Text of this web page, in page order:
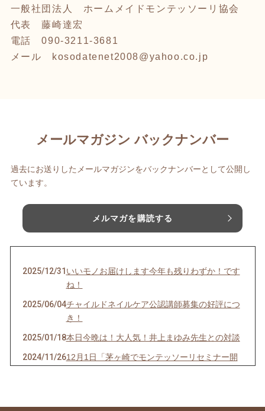
一般社団法人 ホームメイドモンテッソーリ協会
代表 藤崎達宏
電話 090-3211-3681
メール kosodatenet2008@yahoo.co.jp
メールマガジン バックナンバー
過去にお送りしたメールマガジンをバックナンバーとして公開し
ています。
メルマガを購読する
2025/12/31 いいモノお届けします今年も残りわずか！です
ね！
2025/06/04チャイルドネイルケア公認講師募集の好評につ
き！
2025/01/18本日今晩は！大人気！井上まゆみ先生との対談
2024/11/2612月1日「茅ヶ崎でモンテッソーリセミナー開